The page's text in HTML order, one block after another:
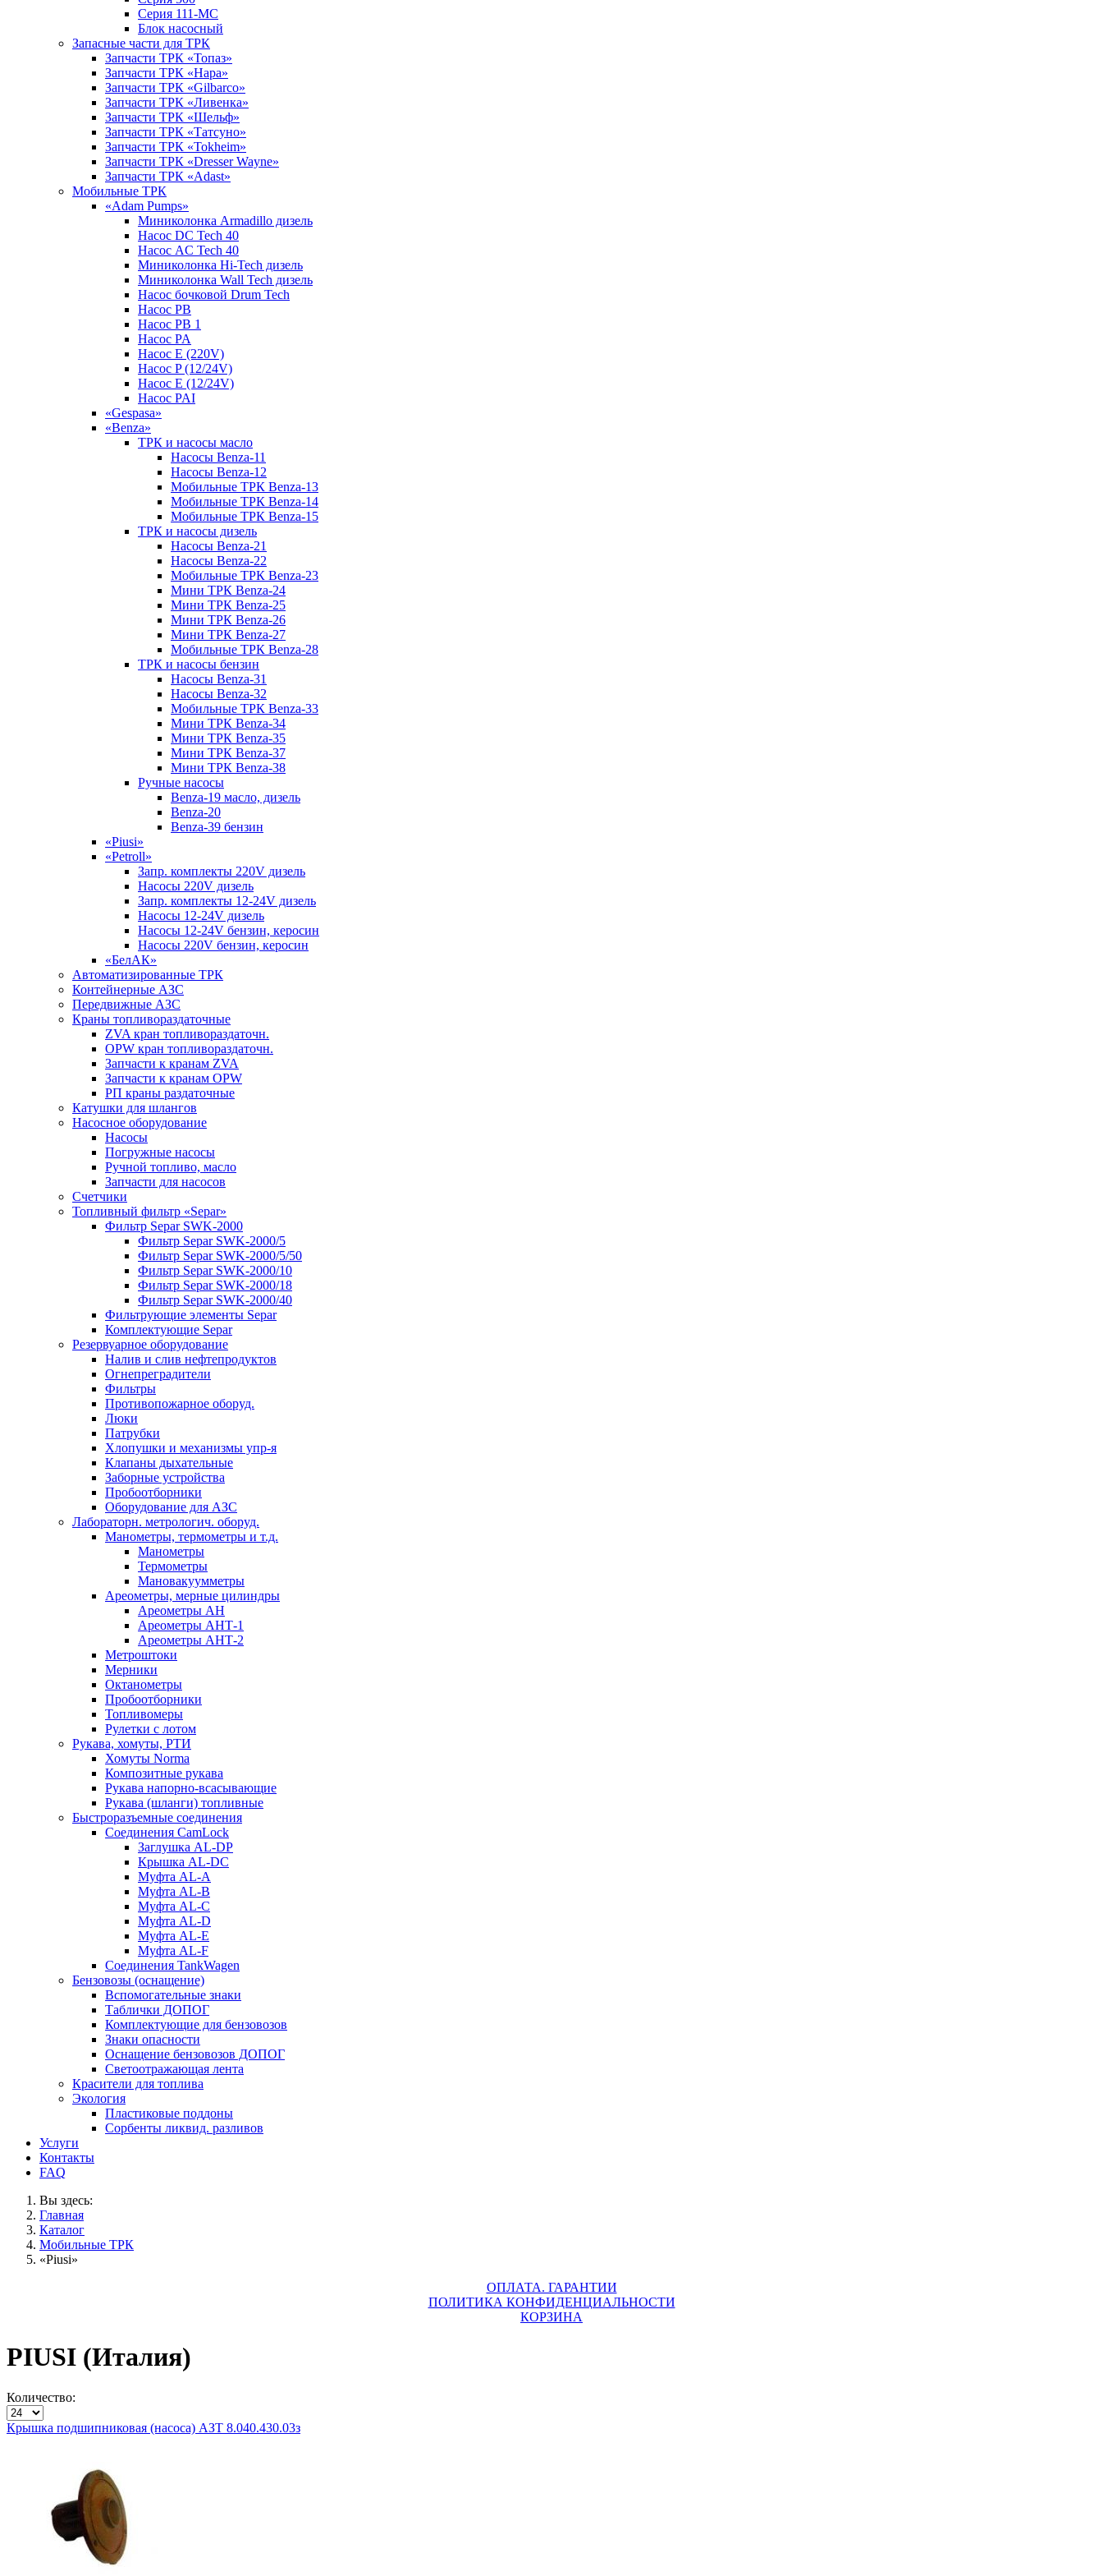
Серия 111-МС
Блок насосный
Запасные части для ТРК
Запчасти ТРК «Топаз»
Запчасти ТРК «Нара»
Запчасти ТРК «Gilbarco»
Запчасти ТРК «Ливенка»
Запчасти ТРК «Шельф»
Запчасти ТРК «Татсуно»
Запчасти ТРК «Tokheim»
Запчасти ТРК «Dresser Wayne»
Запчасти ТРК «Adast»
Мобильные ТРК
«Adam Pumps»
Миниколонка Armadillo дизель
Насос DC Tech 40
Насос AC Tech 40
Миниколонка Hi-Tech дизель
Миниколонка Wall Tech дизель
Насос бочковой Drum Tech
Насос PB
Насос PB 1
Насос PA
Насос E (220V)
Насос P (12/24V)
Насос E (12/24V)
Насос PAI
«Gespasa»
«Benza»
ТРК и насосы масло
Насосы Benza-11
Насосы Benza-12
Мобильные ТРК Benza-13
Мобильные ТРК Benza-14
Мобильные ТРК Benza-15
ТРК и насосы дизель
Насосы Benza-21
Насосы Benza-22
Мобильные ТРК Benza-23
Мини ТРК Benza-24
Мини ТРК Benza-25
Мини ТРК Benza-26
Мини ТРК Benza-27
Мобильные ТРК Benza-28
ТРК и насосы бензин
Насосы Benza-31
Насосы Benza-32
Мобильные ТРК Benza-33
Мини ТРК Benza-34
Мини ТРК Benza-35
Мини ТРК Benza-37
Мини ТРК Benza-38
Ручные насосы
Benza-19 масло, дизель
Benza-20
Benza-39 бензин
«Piusi»
«Petroll»
Запр. комплекты 220V дизель
Насосы 220V дизель
Запр. комплекты 12-24V дизель
Насосы 12-24V дизель
Насосы 12-24V бензин, керосин
Насосы 220V бензин, керосин
«БелАК»
Автоматизированные ТРК
Контейнерные АЗС
Передвижные АЗС
Краны топливораздаточные
ZVA кран топливораздаточн.
OPW кран топливораздаточн.
Запчасти к кранам ZVA
Запчасти к кранам OPW
РП краны раздаточные
Катушки для шлангов
Насосное оборудование
Насосы
Погружные насосы
Ручной топливо, масло
Запчасти для насосов
Счетчики
Топливный фильтр «Separ»
Фильтр Separ SWK-2000
Фильтр Separ SWK-2000/5
Фильтр Separ SWK-2000/5/50
Фильтр Separ SWK-2000/10
Фильтр Separ SWK-2000/18
Фильтр Separ SWK-2000/40
Фильтрующие элементы Separ
Комплектующие Separ
Резервуарное оборудование
Налив и слив нефтепродуктов
Огнепреградители
Фильтры
Противопожарное оборуд.
Люки
Патрубки
Хлопушки и механизмы упр-я
Клапаны дыхательные
Заборные устройства
Пробоотборники
Оборудование для АЗС
Лабораторн. метрологич. оборуд.
Манометры, термометры и т.д.
Манометры
Термометры
Мановакуумметры
Ареометры, мерные цилиндры
Ареометры АН
Ареометры АНТ-1
Ареометры АНТ-2
Метроштоки
Мерники
Октанометры
Пробоотборники
Топливомеры
Рулетки с лотом
Рукава, хомуты, РТИ
Хомуты Norma
Композитные рукава
Рукава напорно-всасывающие
Рукава (шланги) топливные
Быстроразъемные соединения
Соединения CamLock
Заглушка AL-DP
Крышка AL-DC
Муфта AL-A
Муфта AL-B
Муфта AL-C
Муфта AL-D
Муфта AL-E
Муфта AL-F
Соединения TankWagen
Бензовозы (оснащение)
Вспомогательные знаки
Таблички ДОПОГ
Комплектующие для бензовозов
Знаки опасности
Оснащение бензовозов ДОПОГ
Светоотражающая лента
Красители для топлива
Экология
Пластиковые поддоны
Сорбенты ликвид. разливов
Услуги
Контакты
FAQ
Вы здесь:
Главная
Каталог
Мобильные ТРК
«Piusi»
ОПЛАТА. ГАРАНТИИ
ПОЛИТИКА КОНФИДЕНЦИАЛЬНОСТИ
КОРЗИНА
PIUSI (Италия)
Количество:
Крышка подшипниковая (насоса) АЗТ 8.040.430.03з